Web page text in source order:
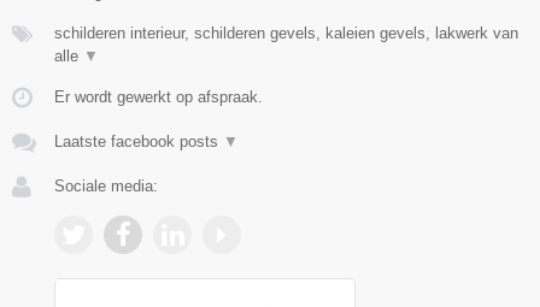
schilderen interieur, schilderen gevels, kaleien gevels, lakwerk van
alle ▼
Er wordt gewerkt op afspraak.
Laatste facebook posts ▼
Sociale media: